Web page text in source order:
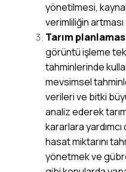
yönetilmesi,
verimliliğin
Tarım
görüntü işleme
tahminlerinde
mevsimsel
verileri ve bitki
analiz ederek
kararlara
hasat miktarını
yönetmek ve